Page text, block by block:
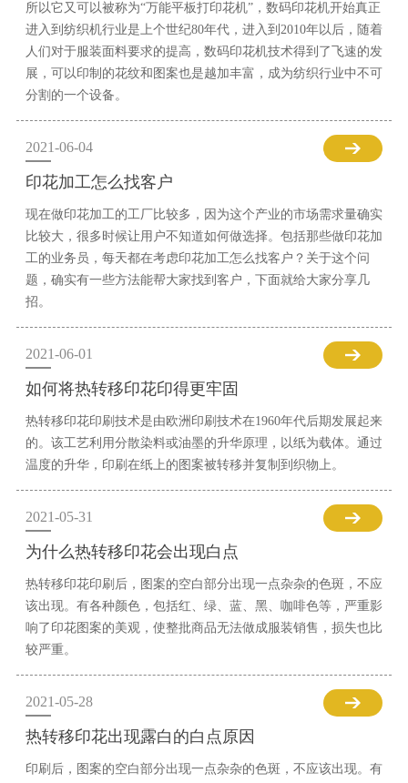
所以它又可以被称为“万能平板打印花机”，数码印花机开始真正
进入到纺织机行业是上个世纪80年代，进入到2010年以后，随着
人们对于服装面料要求的提高，数码印花机技术得到了飞速的发
展，可以印制的花纹和图案也是越加丰富，成为纺织行业中不可
分割的一个设备。
2021-06-04
印花加工怎么找客户
现在做印花加工的工厂比较多，因为这个产业的市场需求量确实
比较大，很多时候让用户不知道如何做选择。包括那些做印花加
工的业务员，每天都在考虑印花加工怎么找客户？关于这个问
题，确实有一些方法能帮大家找到客户，下面就给大家分享几
招。
2021-06-01
如何将热转移印花印得更牢固
热转移印花印刷技术是由欧洲印刷技术在1960年代后期发展起来
的。该工艺利用分散染料或油墨的升华原理，以纸为载体。通过
温度的升华，印刷在纸上的图案被转移并复制到织物上。
2021-05-31
为什么热转移印花会出现白点
热转移印花印刷后，图案的空白部分出现一点杂杂的色斑，不应
该出现。有各种颜色，包括红、绿、蓝、黑、咖啡色等，严重影
响了印花图案的美观，使整批商品无法做成服装销售，损失也比
较严重。
2021-05-28
热转移印花出现露白的白点原因
印刷后，图案的空白部分出现一点杂杂的色斑，不应该出现。有